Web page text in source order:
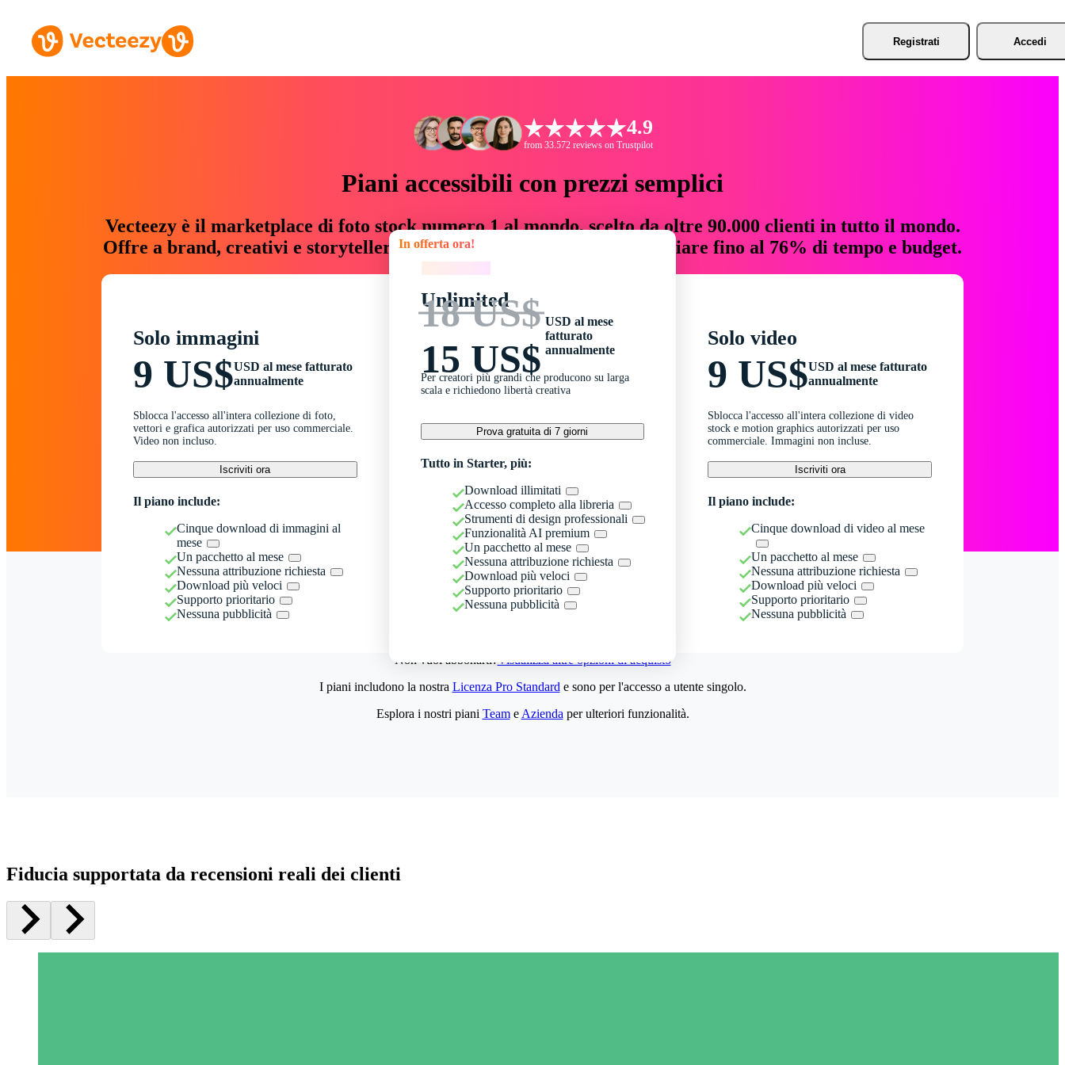
Registrati Accedi
4.9
from 33.572 reviews on Trustpilot
Piani accessibili con prezzi semplici
Vecteezy è il marketplace di foto stock numero 1 al mondo, scelto da oltre 90.000 clienti in tutto il mondo.
Offre a brand, creativi e storyteller risorse creative che fanno risparmiare fino al 76% di tempo e budget.
Solo immagini
9 US$USD al mese fatturato
annualmente
Sblocca l'accesso all'intera collezione di foto,
vettori e grafica autorizzati per uso commerciale.
Video non incluso.
Iscriviti ora
Il piano include:
Cinque download di immagini al
mese
Un pacchetto al mese
Nessuna attribuzione richiesta
Download più veloci
Supporto prioritario
Nessuna pubblicità
In offerta ora!
Unlimited
18 US$
15 US$
USD al mese
fatturato
annualmente
Per creatori più grandi che producono su larga
scala e richiedono libertà creativa
Prova gratuita di 7 giorni
Tutto in Starter, più:
Download illimitati
Accesso completo alla libreria
Strumenti di design professionali
Funzionalità AI premium
Un pacchetto al mese
Nessuna attribuzione richiesta
Download più veloci
Supporto prioritario
Nessuna pubblicità
Solo video
9 US$USD al mese fatturato
annualmente
Sblocca l'accesso all'intera collezione di video
stock e motion graphics autorizzati per uso
commerciale. Immagini non incluse.
Iscriviti ora
Il piano include:
Cinque download di video al mese
Un pacchetto al mese
Nessuna attribuzione richiesta
Download più veloci
Supporto prioritario
Nessuna pubblicità
Non vuoi abbonarti?Visualizza altre opzioni di acquisto
I piani includono la nostra Licenza Pro Standard e sono per l'accesso a utente singolo.
Esplora i nostri piani Teame Azienda per ulteriori funzionalità.
Fiducia supportata da recensioni reali dei clienti